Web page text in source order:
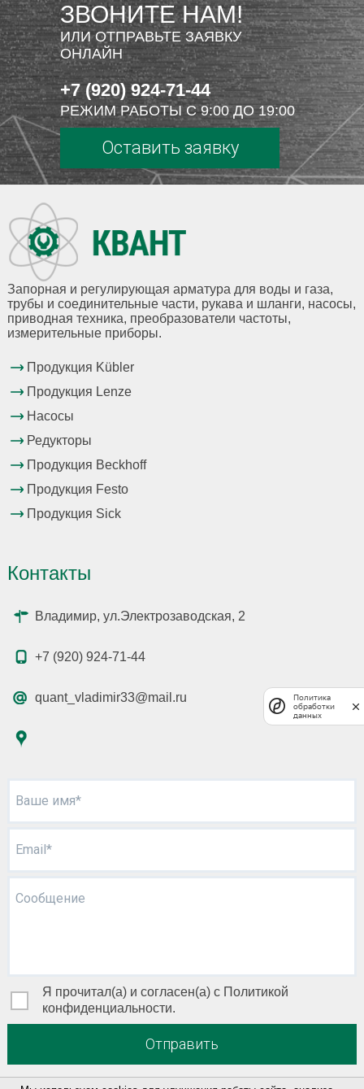
ЗВОНИТЕ НАМ!
ИЛИ ОТПРАВЬТЕ ЗАЯВКУ
ОНЛАЙН
+7 (920) 924-71-44
РЕЖИМ РАБОТЫ С 9:00 ДО 19:00
Оставить заявку
Запорная и регулирующая арматура для воды и газа,
трубы и соединительные части, рукава и шланги, насосы,
приводная техника, преобразователи частоты,
измерительные приборы.
Продукция Kübler
Продукция Lenze
Насосы
Редукторы
Продукция Beckhoff
Продукция Festo
Продукция Sick
Контакты
Владимир, ул.Электрозаводская, 2
+7 (920) 924-71-44
quant_vladimir33@mail.ru
Ваше имя*
Email*
Сообщение
Я прочитал(а) и согласен(а) с Политикой
конфиденциальности.
Отправить
Политика
обработки
данных